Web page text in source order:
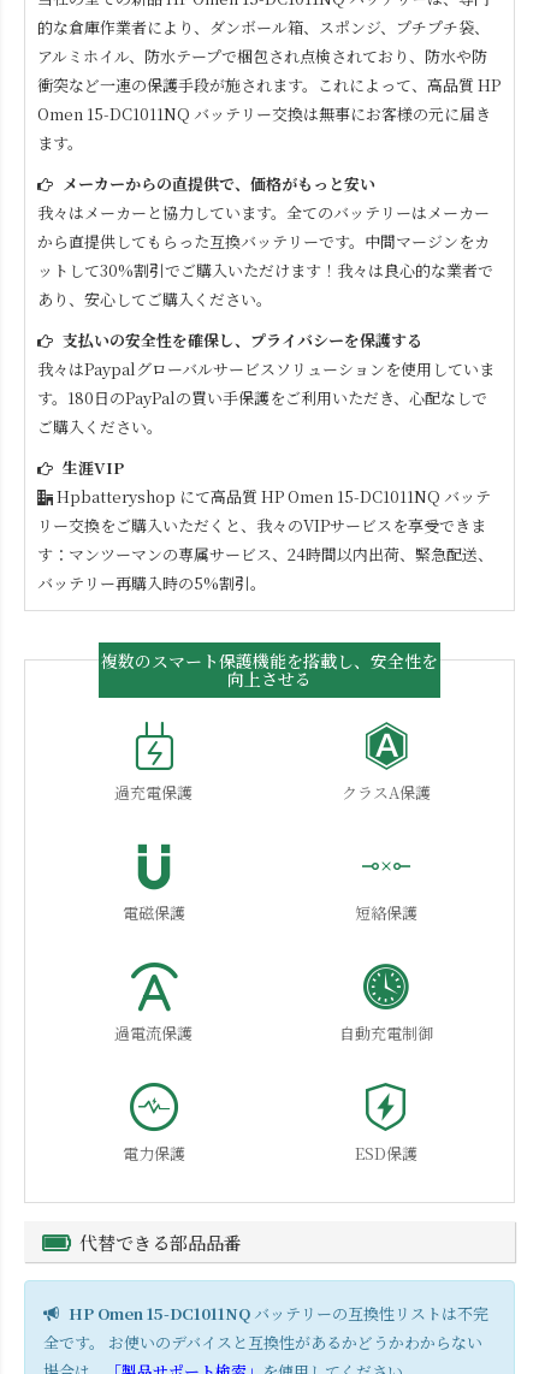
的な倉庫作業者により、ダンボール箱、スポンジ、プチプチ袋、
アルミホイル、防水テープで梱包され点検されており、防水や防
衝突など一連の保護手段が施されます。これによって、高品質 HP
Omen 15-DC1011NQ バッテリー交換は無事にお客様の元に届き
ます。
メーカーからの直提供で、価格がもっと安い
我々はメーカーと協力しています。全てのバッテリーはメーカー
から直提供してもらった互換バッテリーです。中間マージンをカ
ットして30%割引でご購入いただけます！我々は良心的な業者で
あり、安心してご購入ください。
支払いの安全性を確保し、プライバシーを保護する
我々はPaypalグローバルサービスソリューションを使用していま
す。180日のPayPalの買い手保護をご利用いただき、心配なしで
ご購入ください。
生涯VIP
Hpbatteryshop にて高品質 HP Omen 15-DC1011NQ バッテ
リー交換をご購入いただくと、我々のVIPサービスを享受できま
す：マンツーマンの専属サービス、24時間以内出荷、緊急配送、
バッテリー再購入時の5%割引。
複数のスマート保護機能を搭載し、安全性を
向上させる
過充電保護 クラスA保護
電磁保護 短絡保護
過電流保護 自動充電制御
電力保護 ESD保護
代替できる部品品番
HP Omen 15-DC1011NQ バッテリーの互換性リストは不完
全です。 お使いのデバイスと互換性があるかどうかわからない